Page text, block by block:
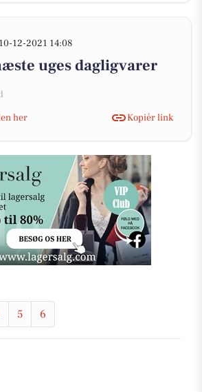
10-12-2021 14:08
uges dagligvarer
her
Kopiér link
5 6